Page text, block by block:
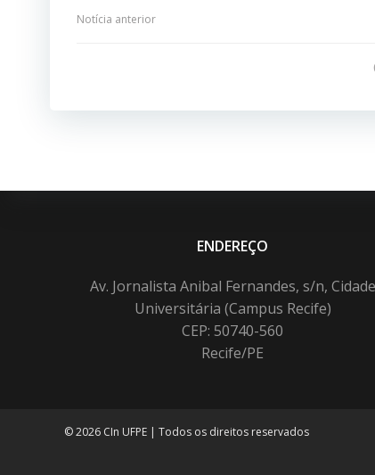
Navegação
Post
Notícia anterior
ENDEREÇO
Av. Jornalista Anibal Fernandes, s/n, Cidade
Universitária (Campus Recife)
CEP: 50740-560
Recife/PE
© 2026 CIn UFPE | Todos os direitos reservados